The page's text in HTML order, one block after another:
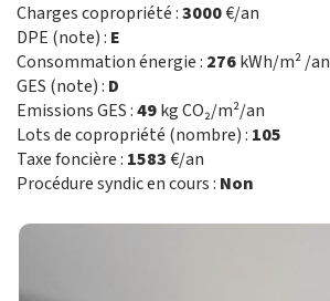
Charges copropriété :3000€/an
DPE (note) : E
Consommation énergie : 276kWh/m² /an
GES (note) : D
Emissions GES :49kg CO₂/m²/an
Lots de copropriété (nombre) : 105
Taxe foncière : 1583€/an
Procédure syndic en cours : Non